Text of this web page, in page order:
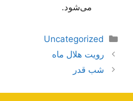
می‌شود.
دسته‌ها
Uncategorized
ناوبری
نوشته‌ها
رویت هلال ماه
شب قدر